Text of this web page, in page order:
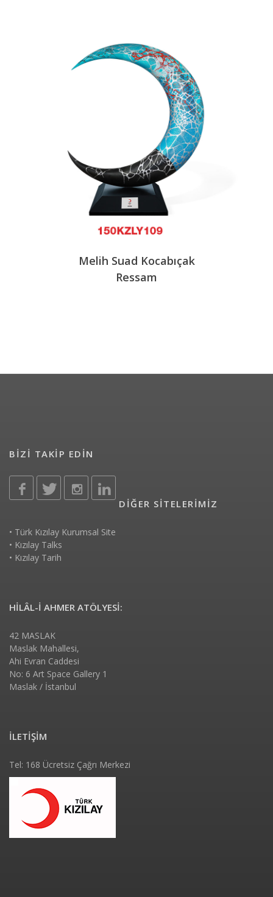
Melih Suad Kocabıçak
Ressam
BİZİ TAKİP EDİN
DİĞER SİTELERİMİZ
• Türk Kızılay Kurumsal Site
• Kızılay Talks
• Kızılay Tarih
HİLÂL-İ AHMER ATÖLYESİ:
42 MASLAK
Maslak Mahallesi,
Ahi Evran Caddesi
No: 6 Art Space Gallery 1
Maslak / İstanbul
İLETİŞİM
Tel: 168 Ücretsiz Çağrı Merkezi